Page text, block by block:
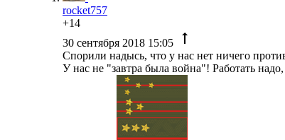
rocket757
+14
30 сентября 2018 15:05
Спорили надысь, что у нас нет ничего
У нас не "завтра была война"! Работать